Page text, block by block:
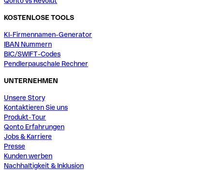
KOSTENLOSE TOOLS
KI-Firmennamen-Generator
IBAN Nummern
BIC/SWIFT-Codes
Pendlerpauschale Rechner
UNTERNEHMEN
Unsere Story
Kontaktieren Sie uns
Produkt-Tour
Qonto Erfahrungen
Jobs & Karriere
Presse
Kunden werben
Nachhaltigkeit & Inklusion